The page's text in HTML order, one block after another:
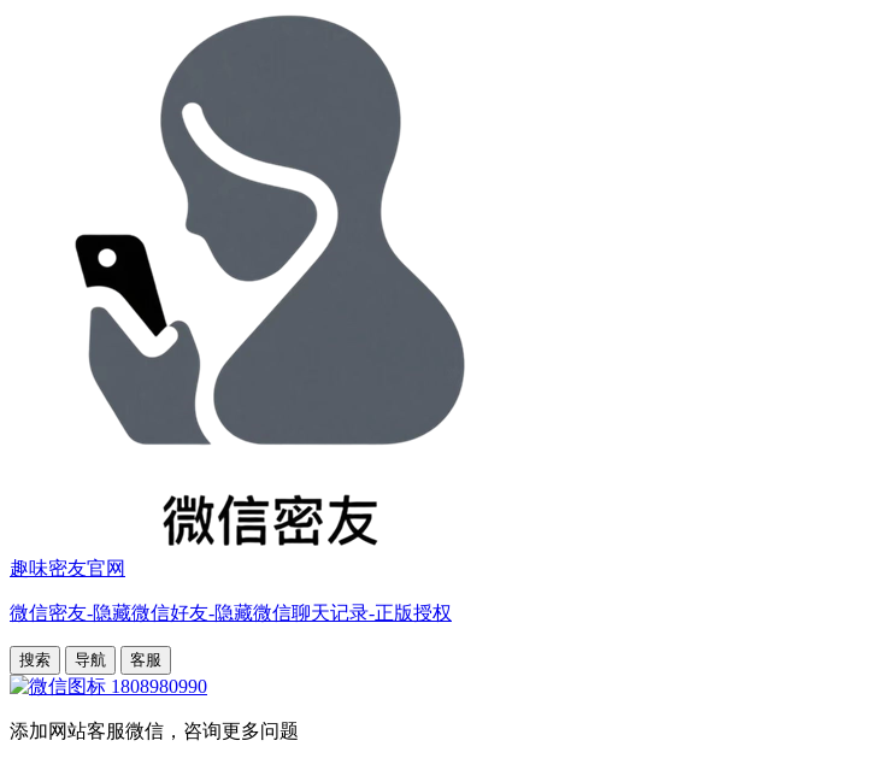
趣味密友官网
微信密友-隐藏微信好友-隐藏微信聊天记录-正版授权
搜索 导航 客服
1808980990
添加网站客服微信，咨询更多问题